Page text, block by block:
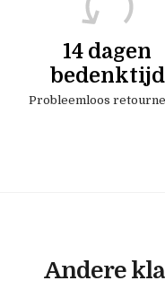
14 dagen
bedenktijd
Probleemloos
Andere